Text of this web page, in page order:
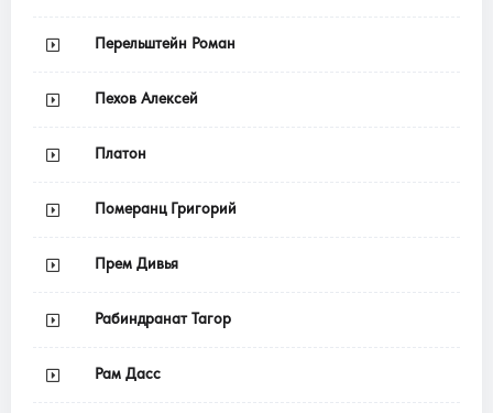
Перельштейн Роман
Пехов Алексей
Платон
Померанц Григорий
Прем Дивья
Рабиндранат Тагор
Рам Дасс